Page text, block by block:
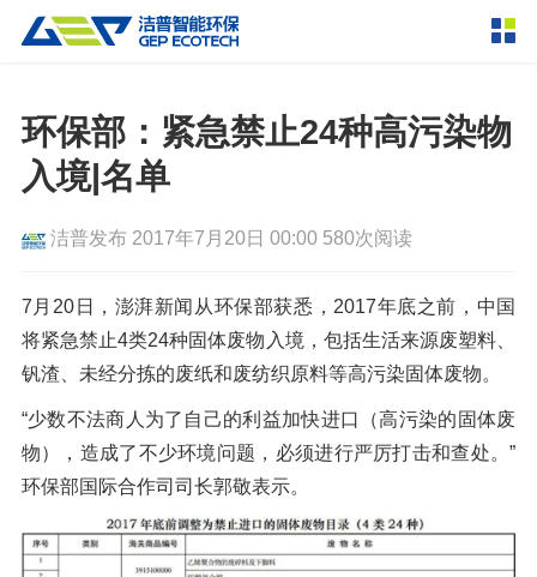
双轴撕碎机 单轴撕碎机
垃圾破袋机 移动式撕碎站
粉碎设备
环锤式粉碎机 鼓式粉碎机
破碎设备
圆锥破碎机 立轴冲击式破碎机
重型锤式破碎机
挤压成型设备
RDF成型机 生物质颗粒机
液压打包机
成套机组
橡胶破胶机组
风选机 滚筒筛
解决方案
服务支持
新闻资讯
走进洁普
联系我们
环保部：紧急禁止24种高污染物
入境|名单
洁普发布 2017年7月20日 00:00 580次阅读
7月20日，澎湃新闻从环保部获悉，2017年底之前，中国
将紧急禁止4类24种固体废物入境，包括生活来源废塑料、
钒渣、未经分拣的废纸和废纺织原料等高污染固体废物。
“少数不法商人为了自己的利益加快进口（高污染的固体废
物），造成了不少环境问题，必须进行严厉打击和查处。”
环保部国际合作司司长郭敬表示。